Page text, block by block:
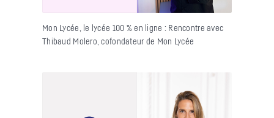
Mon Lycée, le lycée 100 % en ligne : Rencontre avec
Thibaud Molero, cofondateur de Mon Lycée